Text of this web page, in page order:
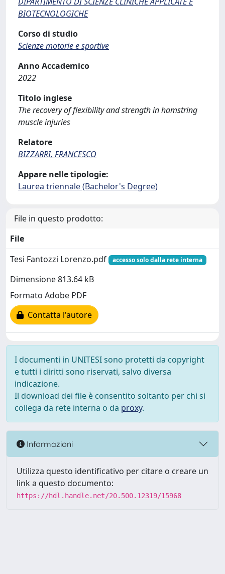
BIOTECNOLOGICHE
Corso di studio
Scienze motorie e sportive
Anno Accademico
2022
Titolo inglese
The recovery of flexibility and strength in hamstring
muscle injuries
Relatore
BIZZARRI, FRANCESCO
Appare nelle tipologie:
Laurea triennale (Bachelor's Degree)
File in questo prodotto:
File
Tesi Fantozzi Lorenzo.pdf
accesso solo dalla rete interna
Dimensione 813.64 kB
Formato Adobe PDF
Contatta l'autore
I documenti in UNITESI sono protetti da copyright
e tutti i diritti sono riservati, salvo diversa
indicazione.
Il download dei file è consentito soltanto per chi si
collega da rete interna o da proxy.
Informazioni
Utilizza questo identificativo per citare o creare un
link a questo documento:
https://hdl.handle.net/20.500.12319/15968